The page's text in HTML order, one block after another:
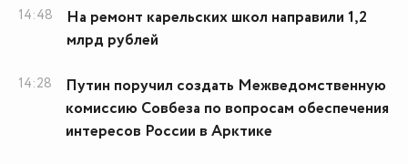
14:48
На ремонт карельских школ направили 1,2
млрд рублей
14:28
Путин поручил создать Межведомственную
комиссию Совбеза по вопросам обеспечения
интересов России в Арктике